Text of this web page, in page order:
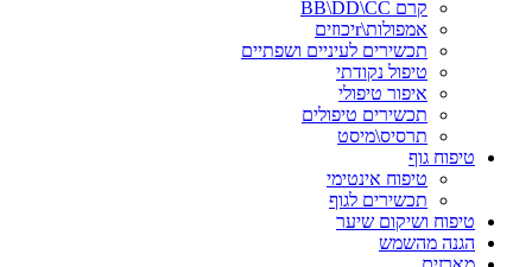
קרם BB\DD\CC
אמפולות\rיכוזים
תכשירים לעיניים ושפתיים
טיפול נקודתי
איפור טיפולי
תכשירים טיפולים
תרסיס\מיסט
טיפוח גוף
טיפוח אינטימי
תכשירים לגוף
טיפוח ושיקום שיער
הגנה מהשמש